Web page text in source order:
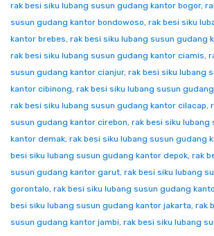
rak besi siku lubang susun gudang kantor bogor,
susun gudang kantor bondowoso, rak besi siku
kantor brebes, rak besi siku lubang susun gudang
rak besi siku lubang susun gudang kantor ciamis,
susun gudang kantor cianjur, rak besi siku lubang
kantor cibinong, rak besi siku lubang susun
rak besi siku lubang susun gudang kantor cilacap,
susun gudang kantor cirebon, rak besi siku lubang
kantor demak, rak besi siku lubang susun gudang
besi siku lubang susun gudang kantor depok, rak
susun gudang kantor garut, rak besi siku lubang
gorontalo, rak besi siku lubang susun gudang
besi siku lubang susun gudang kantor jakarta, rak
susun gudang kantor jambi, rak besi siku lubang